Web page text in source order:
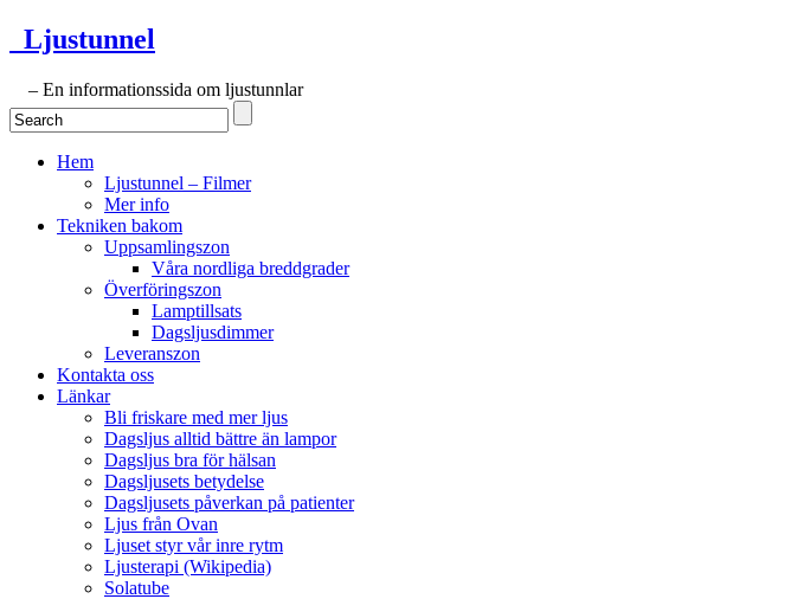
Ljustunnel
– En informationssida om ljustunnlar
Hem
Ljustunnel – Filmer
Mer info
Tekniken bakom
Uppsamlingszon
Våra nordliga breddgrader
Överföringszon
Lamptillsats
Dagsljusdimmer
Leveranszon
Kontakta oss
Länkar
Bli friskare med mer ljus
Dagsljus alltid bättre än lampor
Dagsljus bra för hälsan
Dagsljusets betydelse
Dagsljusets påverkan på patienter
Ljus från Ovan
Ljuset styr vår inre rytm
Ljusterapi (Wikipedia)
Solatube